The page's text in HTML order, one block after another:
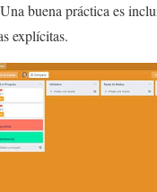
buena práctica es
explícitas.